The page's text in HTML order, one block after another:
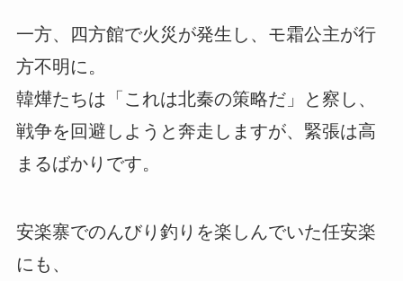
一方、四方館で火災が発生し、モ霜公主が行
方不明に。
韓燁たちは「これは北秦の策略だ」と察し、
戦争を回避しようと奔走しますが、緊張は高
まるばかりです。
安楽寨でのんびり釣りを楽しんでいた任安楽
にも、